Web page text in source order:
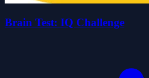
Brain Test: IQ Challenge